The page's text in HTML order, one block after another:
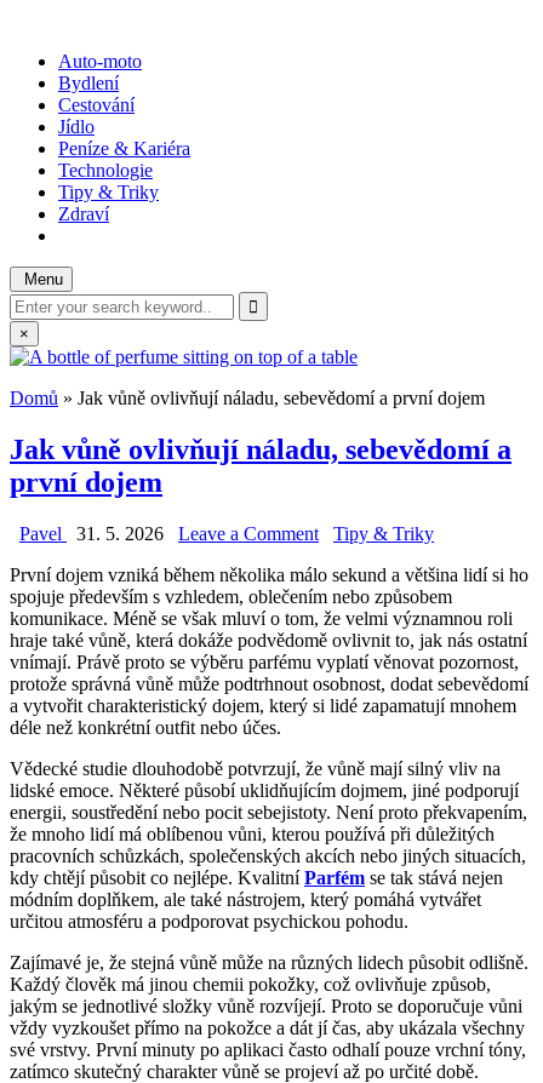
content
WOTODO?
rady, tipy a triky
Auto-moto
Bydlení
Cestování
Jídlo
Peníze & Kariéra
Technologie
Tipy & Triky
Zdraví
Menu
Search
for:
×
Domů » Jak vůně ovlivňují náladu, sebevědomí a první dojem
Jak vůně ovlivňují náladu, sebevědomí a
první dojem
Pavel 31. 5. 2026 Leave a Commenton
vůně
ovlivňují
náladu,
sebevědomí
a
první
dojem
Posted
Tipy & Triky
První dojem vzniká během několika málo sekund a většina lidí si ho
spojuje především s vzhledem, oblečením nebo způsobem
komunikace. Méně se však mluví o tom, že velmi významnou roli
hraje také vůně, která dokáže podvědomě ovlivnit to, jak nás ostatní
vnímají. Právě proto se výběru parfému vyplatí věnovat pozornost,
protože správná vůně může podtrhnout osobnost, dodat sebevědomí
a vytvořit charakteristický dojem, který si lidé zapamatují mnohem
déle než konkrétní outfit nebo účes.
Vědecké studie dlouhodobě potvrzují, že vůně mají silný vliv na
lidské emoce. Některé působí uklidňujícím dojmem, jiné podporují
energii, soustředění nebo pocit sebejistoty. Není proto překvapením,
že mnoho lidí má oblíbenou vůni, kterou používá při důležitých
pracovních schůzkách, společenských akcích nebo jiných situacích,
kdy chtějí působit co nejlépe. KvalitníParfém se tak stává nejen
módním doplňkem, ale také nástrojem, který pomáhá vytvářet
určitou atmosféru a podporovat psychickou pohodu.
Zajímavé je, že stejná vůně může na různých lidech působit odlišně.
Každý člověk má jinou chemii pokožky, což ovlivňuje způsob,
jakým se jednotlivé složky vůně rozvíjejí. Proto se doporučuje vůni
vždy vyzkoušet přímo na pokožce a dát jí čas, aby ukázala všechny
své vrstvy. První minuty po aplikaci často odhalí pouze vrchní tóny,
zatímco skutečný charakter vůně se projeví až po určité době.